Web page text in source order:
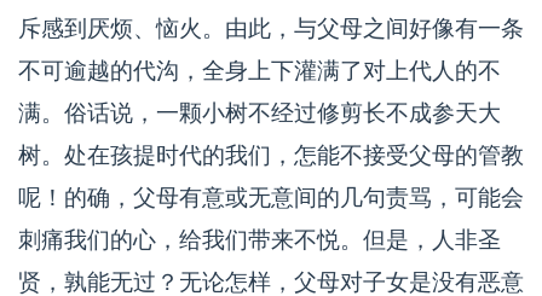
斥感到厌烦、恼火。由此，与父母之间好像有一条
不可逾越的代沟，全身上下灌满了对上代人的不
满。俗话说，一颗小树不经过修剪长不成参天大
树。处在孩提时代的我们，怎能不接受父母的管教
呢！的确，父母有意或无意间的几句责骂，可能会
刺痛我们的心，给我们带来不悦。但是，人非圣
贤，孰能无过？无论怎样，父母对子女是没有恶意